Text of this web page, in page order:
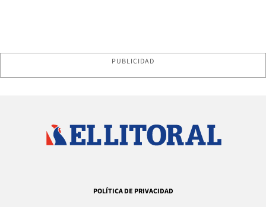
PUBLICIDAD
POLÍTICA DE PRIVACIDAD